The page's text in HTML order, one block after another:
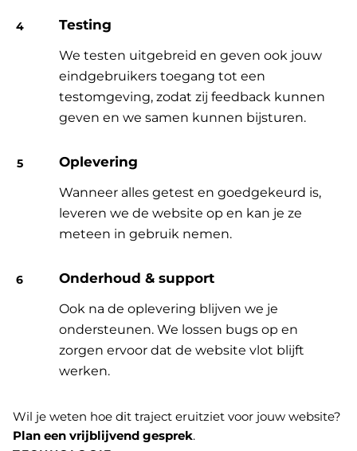
Testing
We testen uitgebreid en geven ook jouw
eindgebruikers toegang tot een
testomgeving, zodat zij feedback kunnen
geven en we samen kunnen bijsturen.
Oplevering
Wanneer alles getest en goedgekeurd is,
leveren we de website op en kan je ze
meteen in gebruik nemen.
Onderhoud & support
Ook na de oplevering blijven we je
ondersteunen. We lossen bugs op en
zorgen ervoor dat de website vlot blijft
werken.
Wil je weten hoe dit traject eruitziet voor jouw website?
Plan een vrijblijvend gesprek.